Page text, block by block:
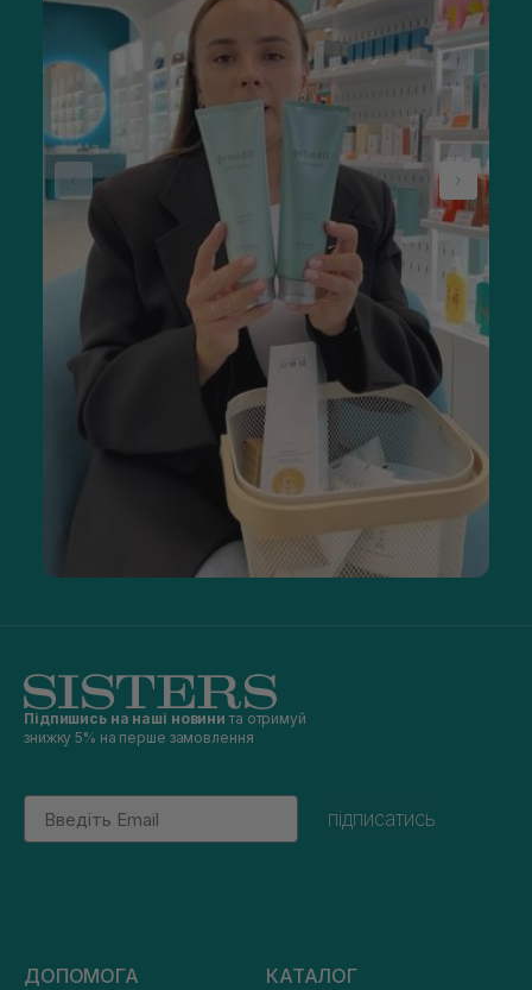
Підпишись на наші новини та отримуй
знижку 5% на перше замовлення
Email
підписатись
ДОПОМОГА КАТАЛОГ